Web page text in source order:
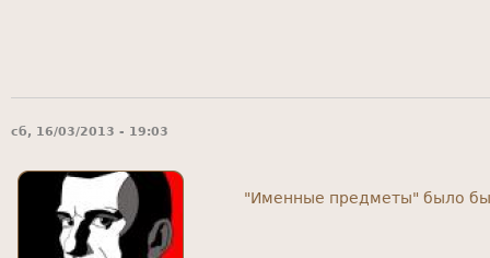
сб, 16/03/2013 - 19:03
"Именные предметы" было